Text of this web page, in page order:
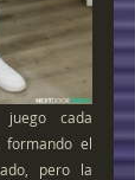
cada
formando el
pero la